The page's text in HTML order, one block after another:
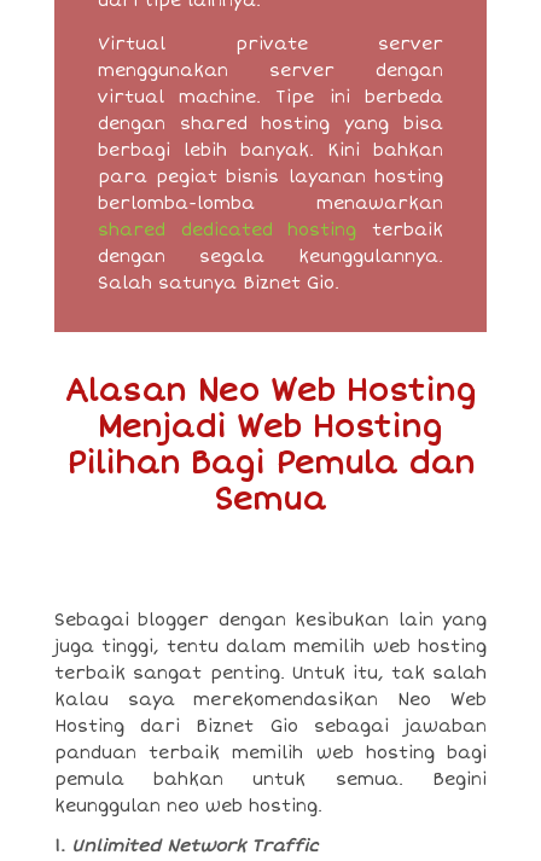
Virtual private server
menggunakan server dengan
virtual machine. Tipe ini berbeda
dengan shared hosting yang bisa
berbagi lebih banyak. Kini bahkan
para pegiat bisnis layanan hosting
berlomba-lomba menawarkan
shared dedicated hosting terbaik
dengan segala keunggulannya.
Salah satunya Biznet Gio.
Alasan Neo Web Hosting
Menjadi Web Hosting
Pilihan Bagi Pemula dan
Semua
Sebagai blogger dengan kesibukan lain yang
juga tinggi, tentu dalam memilih web hosting
terbaik sangat penting. Untuk itu, tak salah
kalau saya merekomendasikan Neo Web
Hosting dari Biznet Gio sebagai jawaban
panduan terbaik memilih web hosting bagi
pemula bahkan untuk semua. Begini
keunggulan neo web hosting.
1. Unlimited Network Traffic